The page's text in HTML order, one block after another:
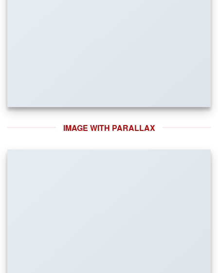
IMAGE WITH PARALLAX